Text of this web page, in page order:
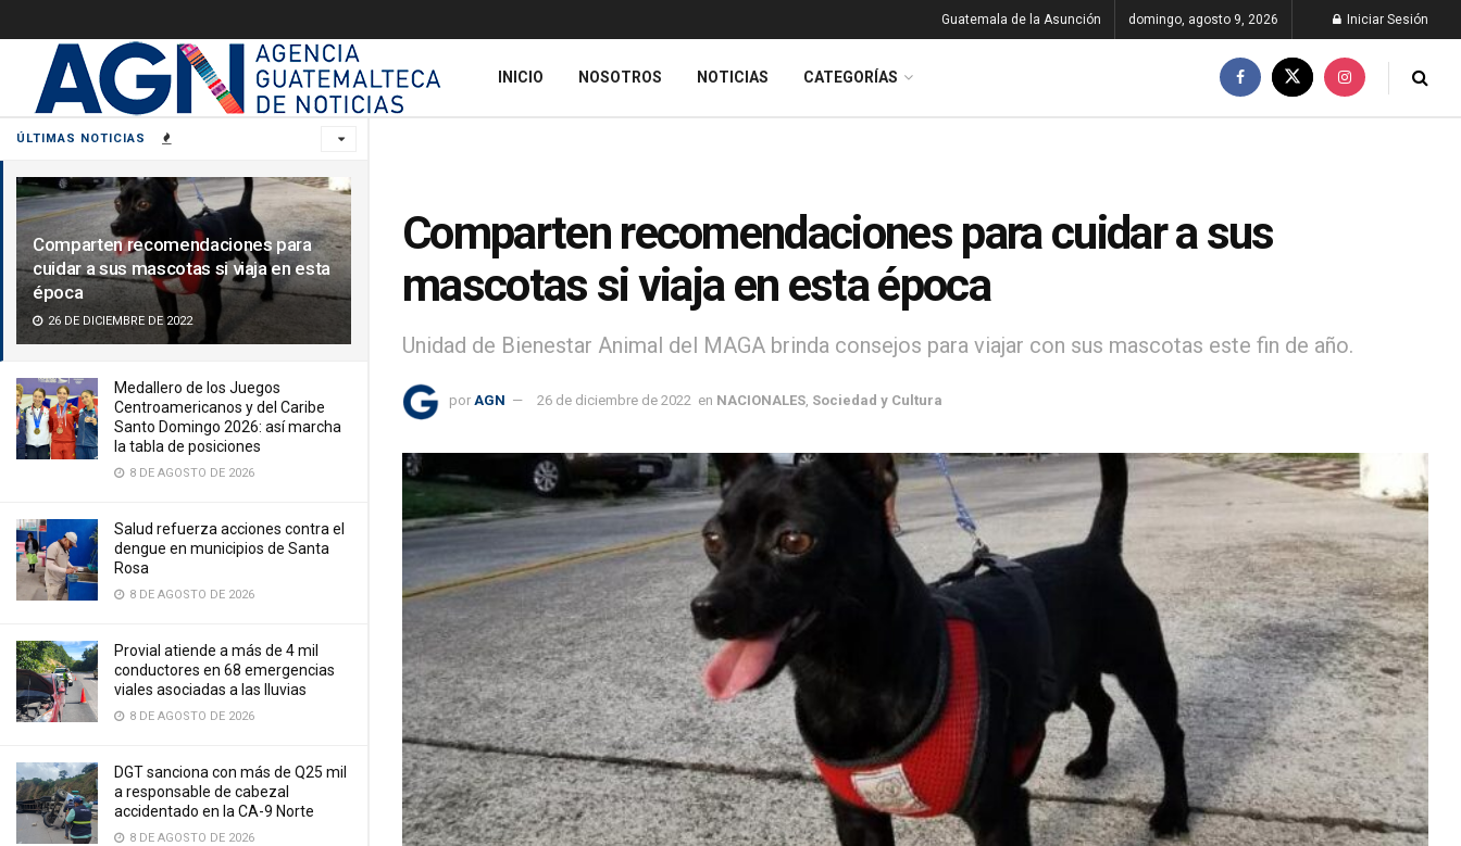
ÚLTIMAS NOTICIAS
Comparten recomendaciones para
cuidar a sus mascotas si viaja en esta
época
26 DE DICIEMBRE DE 2022
Medallero de los Juegos
Centroamericanos y del Caribe
Santo Domingo 2026: así marcha
la tabla de posiciones
8 DE AGOSTO DE 2026
Salud refuerza acciones contra el
dengue en municipios de Santa
Rosa
8 DE AGOSTO DE 2026
Provial atiende a más de 4 mil
conductores en 68 emergencias
viales asociadas a las lluvias
8 DE AGOSTO DE 2026
DGT sanciona con más de Q25 mil
a responsable de cabezal
accidentado en la CA-9 Norte
8 DE AGOSTO DE 2026
Guatemala de la Asunción domingo, agosto 9, 2026 Iniciar Sesión
INICIO NOSOTROS NOTICIAS CATEGORÍAS
Comparten recomendaciones para cuidar a sus
mascotas si viaja en esta época
Unidad de Bienestar Animal del MAGA brinda consejos para viajar con sus mascotas este fin de año.
por AGN 26 de diciembre de 2022 en NACIONALES Sociedad y Cultura